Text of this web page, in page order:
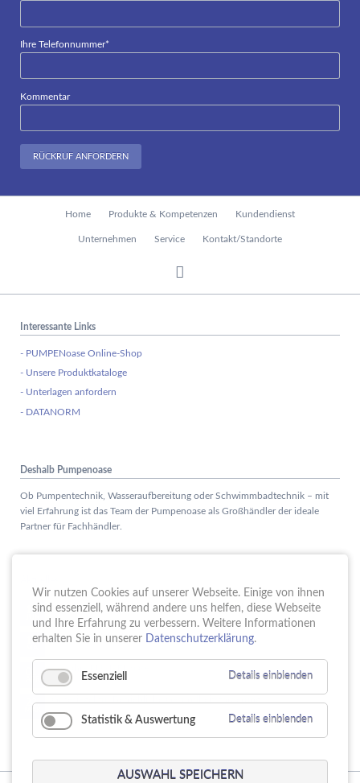
Pflichtfeld
Ihre Telefonnummer*
Kommentar
RÜCKRUF ANFORDERN
Home Produkte & Kompetenzen Kundendienst
Unternehmen Service Kontakt/Standorte
Interessante Links
- PUMPENoase Online-Shop
- Unsere Produktkataloge
- Unterlagen anfordern
- DATANORM
Deshalb Pumpenoase
Ob Pumpentechnik, Wasseraufbereitung oder Schwimmbadtechnik – mit
viel Erfahrung ist das Team der Pumpenoase als Großhändler der ideale
Partner für Fachhändler.
15. Schule trifft Wirtschaft bei der PUMPENoase!
18. Vortrag IT-Sicherheit
16 Jahre PUMPENoase
23.
Wir nutzen Cookies auf unserer Webseite. Einige von ihnen
sind essenziell, während andere uns helfen, diese Webseite
und Ihre Erfahrung zu verbessern. Weitere Informationen
erhalten Sie in unserer Datenschutzerklärung.
Essenziell Details einblenden
Statistik & Auswertung Details einblenden
AUSWAHL SPEICHERN